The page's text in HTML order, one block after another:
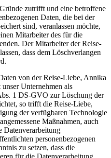
zutrifft und eine betroffene
Daten, die bei der
sind, veranlassen möchte,
Mitarbeiter des für die
Der Mitarbeiter der Reise-
dass dem Löschverlangen
von der Reise-Liebe, Annika
Unternehmen als
1 DS-GVO zur Löschung der
so trifft die Reise-Liebe,
der verfügbaren Technologie
Maßnahmen, auch
Datenverarbeitung
personenbezogenen
zu setzen, dass die
für die Datenverarbeitung